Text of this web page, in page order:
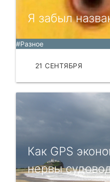
Я забыл
#Разное
21 СЕНТЯБРЯ
Как GPS
нервы